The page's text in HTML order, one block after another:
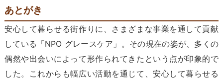
あとがき
安心して暮らせる街作りに、さまざまな事業を通して貢献
している「NPO グレースケア」。その現在の姿が、多くの
偶然や出会いによって形作られてきたという点が印象的で
した。これからも幅広い活動を通じて、安心して暮らせる